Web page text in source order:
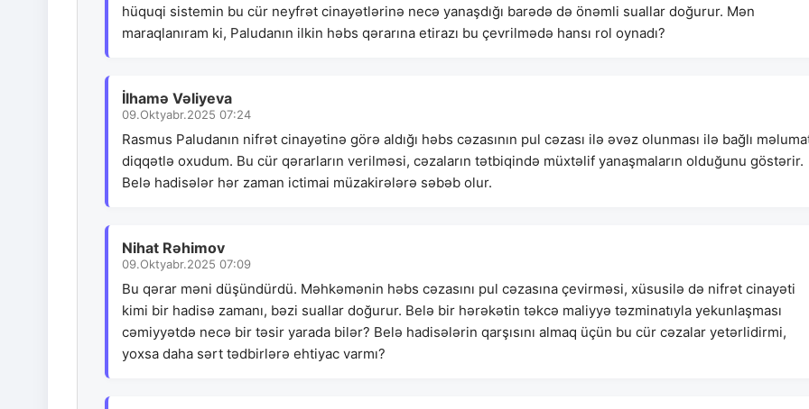
hüquqi sistemin bu cür neyfrət cinayətlərinə necə yanaşdığı barədə də önəmli suallar doğurur. Mən
maraqlanıram ki, Paludanın ilkin həbs qərarına etirazı bu çevrilmədə hansı rol oynadı?
İlhamə Vəliyeva
09.Oktyabr.2025 07:24
Rasmus Paludanın nifrət cinayətinə görə aldığı həbs cəzasının pul cəzası ilə əvəz olunması ilə bağlı
diqqətlə oxudum. Bu cür qərarların verilməsi, cəzaların tətbiqində müxtəlif yanaşmaların olduğunu göstərir.
Belə hadisələr hər zaman ictimai müzakirələrə səbəb olur.
Nihat Rəhimov
09.Oktyabr.2025 07:09
Bu qərar məni düşündürdü. Məhkəmənin həbs cəzasını pul cəzasına çevirməsi, xüsusilə də nifrət cinayəti
kimi bir hadisə zamanı, bəzi suallar doğurur. Belə bir hərəkətin təkcə maliyyə təzminatıyla yekunlaşması
cəmiyyətdə necə bir təsir yarada bilər? Belə hadisələrin qarşısını almaq üçün bu cür cəzalar yetərlidirmi,
yoxsa daha sərt tədbirlərə ehtiyac varmı?